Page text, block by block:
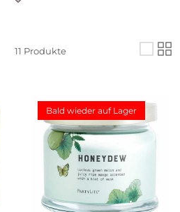
11 Produkte
Bald wieder auf Lager